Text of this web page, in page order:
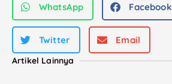
WhatsApp Facebook
Twitter Email
Artikel Lainnya